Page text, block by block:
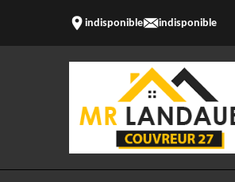
indisponible indisponible